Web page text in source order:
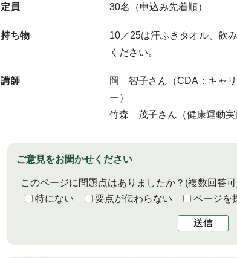
定員 30名（申込み先着順）
持ち物
10／25は汗ふきタオル、飲
ください。
講師
岡 智子さん（CDA：キャ
ー）
竹森 茂子さん（健康運動実
ご意見をお聞かせください
このページに問題点はありましたか？ (複数回答
特にない
要点が伝わらない ページを
送信